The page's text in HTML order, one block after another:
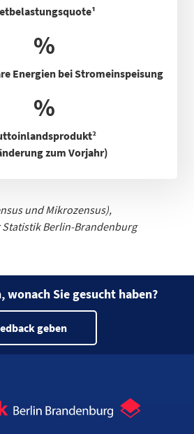
¹
%
Energien bei Stromeinspeisung
%
zum Vorjahr)
und Mikrozensus),
Statistik Berlin-Brandenburg
wonach Sie gesucht haben?
geben